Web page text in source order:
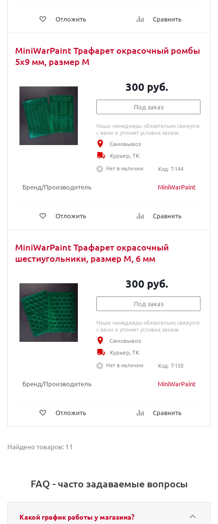
Отложить Сравнить
MiniWarPaint Трафарет окрасочный ромбы
5х9 мм, размер М
Бренд/Производитель MiniWarPaint
Отложить Сравнить
300 руб.
Под заказ
Наши менеджеры обязательно свяжутся
с вами и уточнят условия заказа
Самовывоз
Курьер, ТК
Нет в наличии
Код: T-144
MiniWarPaint Трафарет окрасочный
шестиугольники, размер М, 6 мм
Бренд/Производитель MiniWarPaint
Отложить Сравнить
300 руб.
Под заказ
Наши менеджеры обязательно свяжутся
с вами и уточнят условия заказа
Самовывоз
Курьер, ТК
Нет в наличии
Код: T-150
Найдено товаров: 11
FAQ - часто задаваемые вопросы
Какой график работы у магазина?